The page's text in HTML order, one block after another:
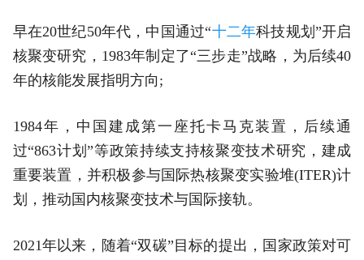
早在20世纪50年代，中国通过“十二年科技规划”开启
核聚变研究，1983年制定了“三步走”战略，为后续40
年的核能发展指明方向;
1984年，中国建成第一座托卡马克装置，后续通
过“863计划”等政策持续支持核聚变技术研究，建成
重要装置，并积极参与国际热核聚变实验堆(ITER)计
划，推动国内核聚变技术与国际接轨。
2021年以来，随着“双碳”目标的提出，国家政策对可